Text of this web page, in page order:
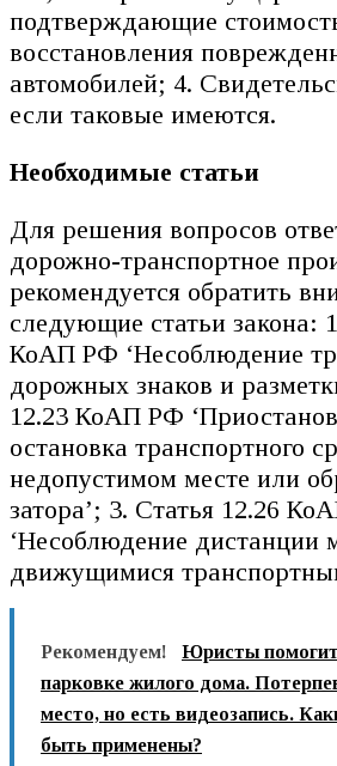
подтверждающие
восстановления
автомобилей; 4.
если таковые имеются.
Необходимые статьи
Для решения вопросов
дорожно-транспортное
рекомендуется обратить
следующие статьи закона:
КоАП РФ ‘Несоблюдение
дорожных знаков и
12.23 КоАП РФ
остановка транспортного
недопустимом месте или
затора’; 3. Статья 12.26
‘Несоблюдение дистанции
движущимися
Рекомендуем!
Юристы
парковке жилого дома.
место, но есть видеозапись.
быть применены?